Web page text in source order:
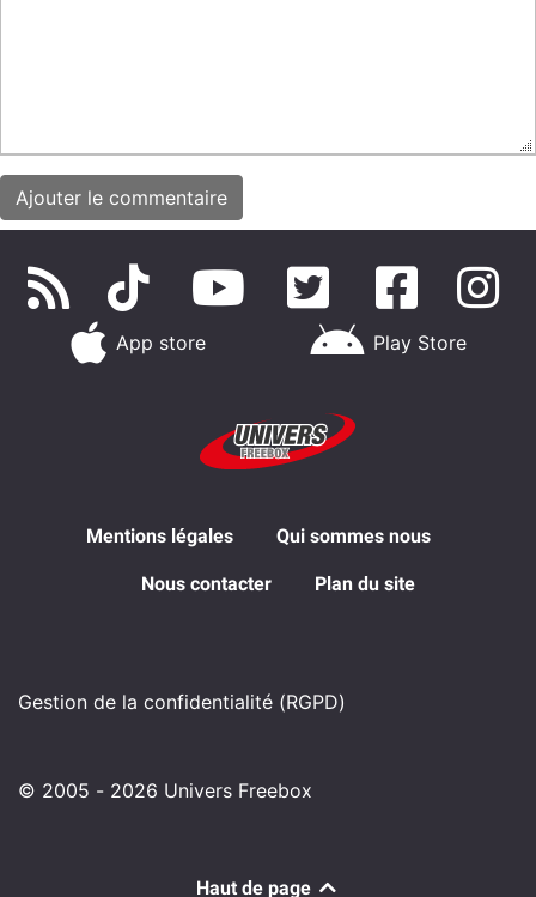
App store Play Store
Mentions légales Qui sommes nous
Nous contacter Plan du site
Gestion de la confidentialité (RGPD)
© 2005 - 2026 Univers Freebox
Haut de page